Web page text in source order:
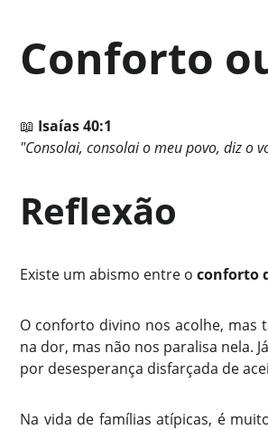
Conforto
📖 Isaías 40:1
"Consolai, consolai o meu povo, diz o
Reflexão
Existe um abismo entre o conforto
O conforto divino nos acolhe, mas
na dor, mas não nos paralisa nela.
por desesperança disfarçada de
Na vida de famílias atípicas, é